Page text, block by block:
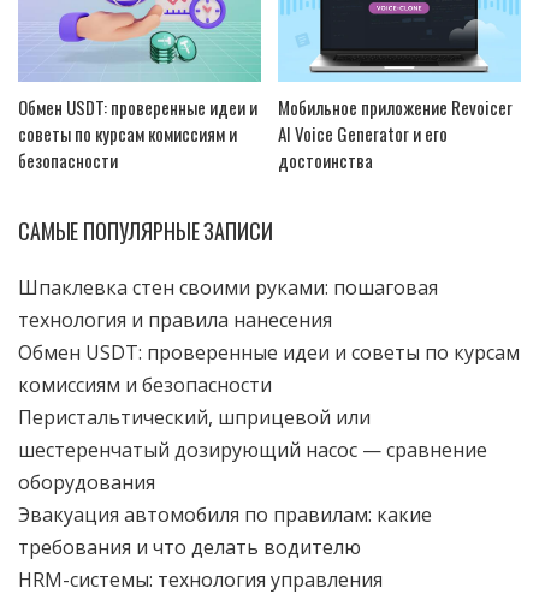
Обмен USDT: проверенные идеи и
советы по курсам комиссиям и
безопасности
Мобильное приложение Revoicer
AI Voice Generator и его
достоинства
САМЫЕ ПОПУЛЯРНЫЕ ЗАПИСИ
Шпаклевка стен своими руками: пошаговая
технология и правила нанесения
Обмен USDT: проверенные идеи и советы по курсам
комиссиям и безопасности
Перистальтический, шприцевой или
шестеренчатый дозирующий насос — сравнение
оборудования
Эвакуация автомобиля по правилам: какие
требования и что делать водителю
HRM-системы: технология управления